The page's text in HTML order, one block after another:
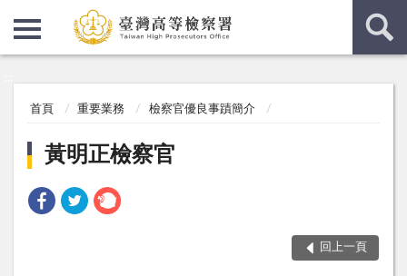
首頁 重要業務 檢察官優良事蹟簡介
黃明正檢察官
回上一頁